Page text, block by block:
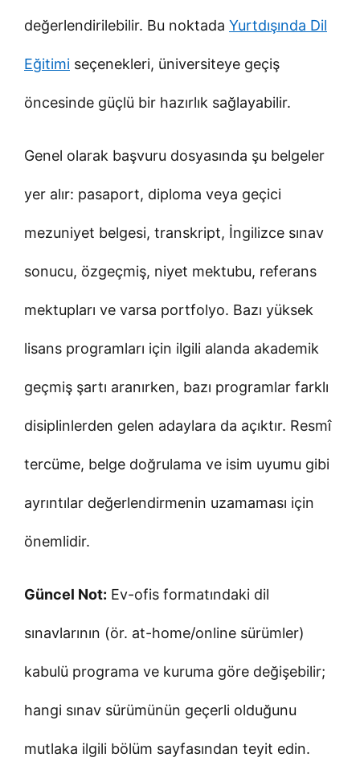
değerlendirilebilir. Bu noktada Yurtdışında Dil
Eğitimi seçenekleri, üniversiteye geçiş
öncesinde güçlü bir hazırlık sağlayabilir.
Genel olarak başvuru dosyasında şu belgeler
yer alır: pasaport, diploma veya geçici
mezuniyet belgesi, transkript, İngilizce sınav
sonucu, özgeçmiş, niyet mektubu, referans
mektupları ve varsa portfolyo. Bazı yüksek
lisans programları için ilgili alanda akademik
geçmiş şartı aranırken, bazı programlar farklı
disiplinlerden gelen adaylara da açıktır. Resmî
tercüme, belge doğrulama ve isim uyumu gibi
ayrıntılar değerlendirmenin uzamaması için
önemlidir.
Güncel Not: Ev-ofis formatındaki dil
sınavlarının (ör. at-home/online sürümler)
kabulü programa ve kuruma göre değişebilir;
hangi sınav sürümünün geçerli olduğunu
mutlaka ilgili bölüm sayfasından teyit edin.